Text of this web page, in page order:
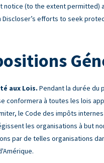
notice (to the extent permitted)
efforts to seek
aux Lois. Pendant la durée du
conformera à toutes les lois
le Code des impôts
les organisations à but
par de telles organisations